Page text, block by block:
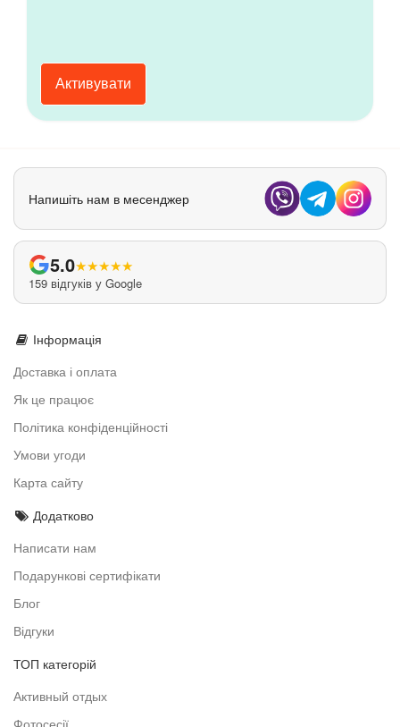
Активувати
Напишіть нам в месенджер
5.0★★★★★
159 відгуків у Google
Інформація
Доставка і оплата
Як це працює
Політика конфіденційності
Умови угоди
Карта сайту
Додатково
Написати нам
Подарункові сертифікати
Блог
Відгуки
ТОП категорій
Активный отдых